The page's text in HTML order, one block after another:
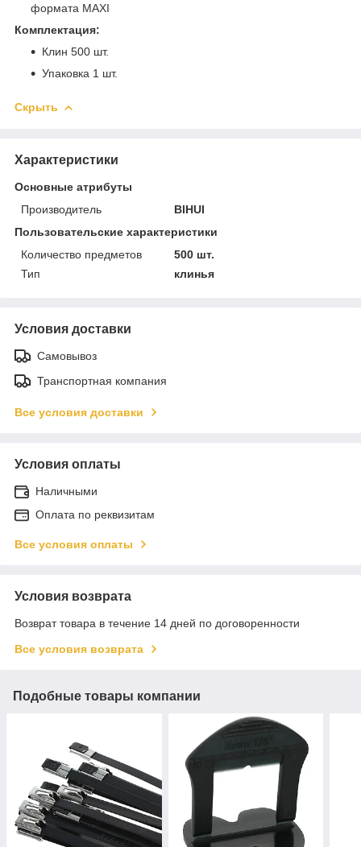
формата MAXI
Комплектация:
Клин 500 шт.
Упаковка 1 шт.
Скрыть
Характеристики
Основные атрибуты
Производитель
BIHUI
Пользовательские характеристики
Количество предметов
500 шт.
Тип
клинья
Условия доставки
Самовывоз
Транспортная компания
Все условия доставки
Условия оплаты
Наличными
Оплата по реквизитам
Все условия оплаты
Условия возврата
Возврат товара в течение 14 дней по договоренности
Все условия возврата
Подобные товары компании